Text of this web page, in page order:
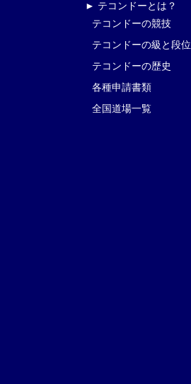
► テコンドーとは？
テコンドーの競技
テコンドーの級と段位
テコンドーの歴史
各種申請書類
全国道場一覧